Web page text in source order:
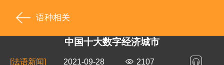
语种相关
中国十大数字经济城市
[法语新闻] 2021-09-28 2107